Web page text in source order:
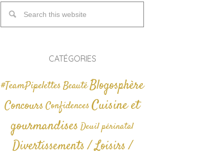
CATÉGORIES
#TeamPipelettesBeautéBlogosphère
ConcoursConfidences Cuisine et
gourmandises Deuil périnatal
Divertissements / Loisirs /